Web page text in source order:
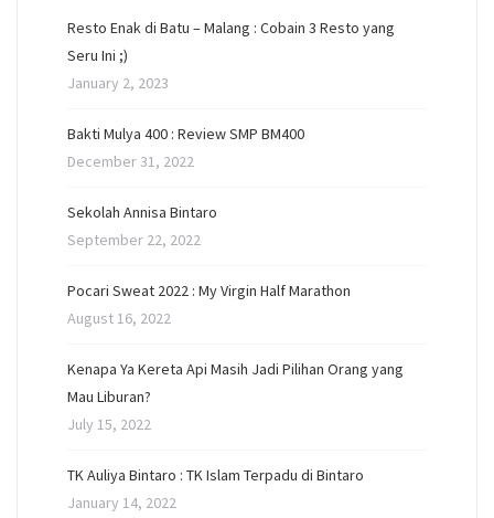
Resto Enak di Batu – Malang : Cobain 3 Resto yang
Seru Ini ;)
January 2, 2023
Bakti Mulya 400 : Review SMP BM400
December 31, 2022
Sekolah Annisa Bintaro
September 22, 2022
Pocari Sweat 2022 : My Virgin Half Marathon
August 16, 2022
Kenapa Ya Kereta Api Masih Jadi Pilihan Orang yang
Mau Liburan?
July 15, 2022
TK Auliya Bintaro : TK Islam Terpadu di Bintaro
January 14, 2022